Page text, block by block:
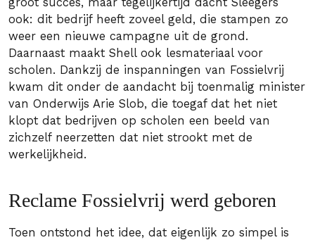
ook: dit bedrijf heeft zoveel geld, die stampen zo
weer een nieuwe campagne uit de grond.
Daarnaast maakt Shell ook lesmateriaal voor
scholen. Dankzij de inspanningen van Fossielvrij
kwam dit onder de aandacht bij toenmalig minister
van Onderwijs Arie Slob, die toegaf dat het niet
klopt dat bedrijven op scholen een beeld van
zichzelf neerzetten dat niet strookt met de
werkelijkheid.
Reclame Fossielvrij werd geboren
Toen ontstond het idee, dat eigenlijk zo simpel is